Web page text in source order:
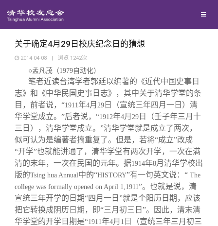
西南联大校友会
义工计划
新媒体平台
青春风采
校友文苑
校友讲坛
校友视界
校友服务
终身学习
信息化服务
校友总会
总会简介
关闭
关于确定4月29日校庆纪念日的猜想
2014-04-08 | 浏览 1242次
○孟凡茂（1979 自动化）
笔者近读台湾学者郭廷以编著的《近代中国史事日
志》和《中华民国史事日志》，其中关于清华学堂的条
目，前者说，“1911年4月 29 日（宣统三年四月一日）清
华学堂成立。”后者说，“1912年4月 29 日（壬子年三月十
三日），清华学堂成立。”清华学堂就是成立了两次，
似可认为是编著者搞重复了。但是，若将“成立”改成
“开学”也就能讲通了，清华学堂有两次开学，一次在满
清的末年，一次在民国的元年。据1914年8月清华学校出
版的Tsing hua Annual中的“HISTORY”有一句英文说：“ The
college was formally opened on April 1,1911”。也就是说，清
宣统三年开学的日期“四月一日”就是个阳历日期，应该
把它转换成阴历日期，即“三月初三日”。因此，清末清
华学堂的开学日期是“1911年4月 1 日（宣统三年三月初三